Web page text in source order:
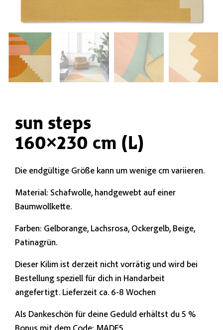
sun steps
160×230 cm (L)
Die endgültige Größe kann um wenige cm variieren.
Material: Schafwolle, handgewebt auf einer
Baumwollkette.
Farben: Gelborange, Lachsrosa, Ockergelb, Beige,
Patinagrün.
Dieser Kilim ist derzeit nicht vorrätig und wird bei
Bestellung speziell für dich in Handarbeit
angefertigt. Lieferzeit ca. 6-8 Wochen
Als Dankeschön für deine Geduld erhältst du 5 %
Bonus mit dem Code: MADE5